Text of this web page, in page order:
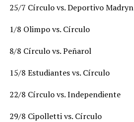
25/7 Círculo vs. Deportivo Madryn
1/8 Olimpo vs. Círculo
8/8 Círculo vs. Peñarol
15/8 Estudiantes vs. Círculo
22/8 Círculo vs. Independiente
29/8 Cipolletti vs. Círculo